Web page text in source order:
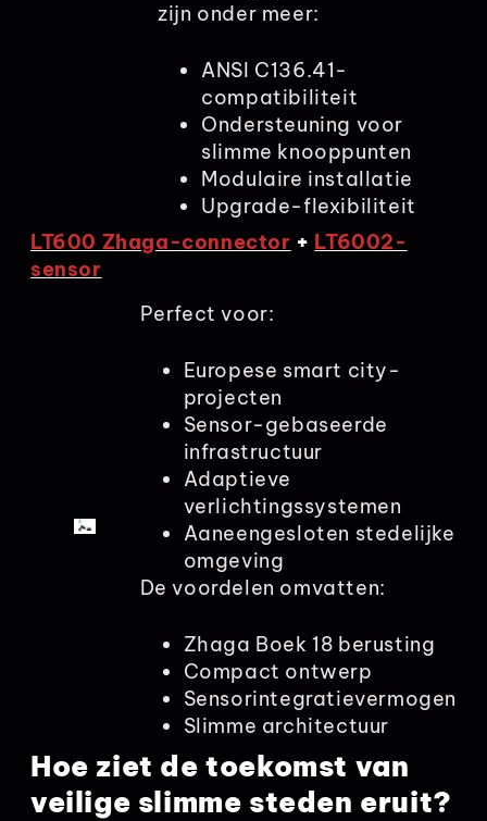
zijn onder meer:
ANSI C136.41-
compatibiliteit
Ondersteuning voor
slimme knooppunten
Modulaire installatie
Upgrade-flexibiliteit
LT600 Zhaga-connector + LT6002-
sensor
Perfect voor:
Europese smart city-
projecten
Sensor-gebaseerde
infrastructuur
Adaptieve
verlichtingssystemen
Aaneengesloten stedelijke
omgeving
De voordelen omvatten:
Zhaga Boek 18 berusting
Compact ontwerp
Sensorintegratievermogen
Slimme architectuur
Hoe ziet de toekomst van
veilige slimme steden eruit?